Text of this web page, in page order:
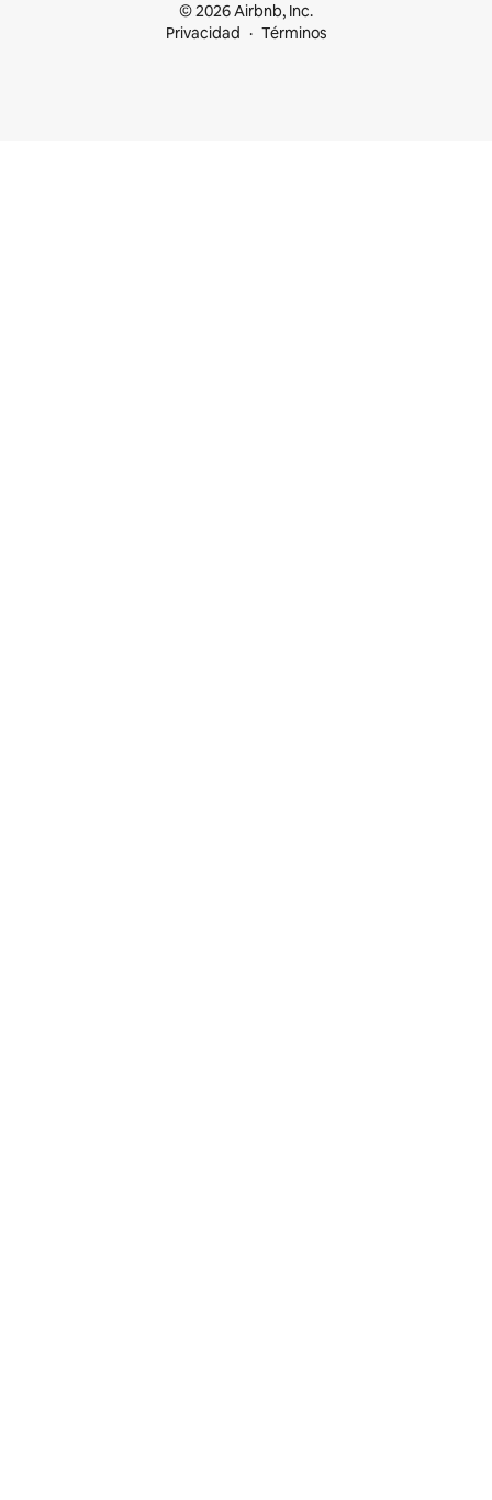
© 2026 Airbnb, Inc.
Privacidad
Términos